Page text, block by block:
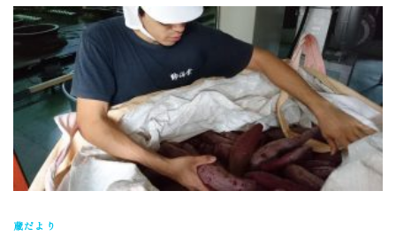
蔵だより